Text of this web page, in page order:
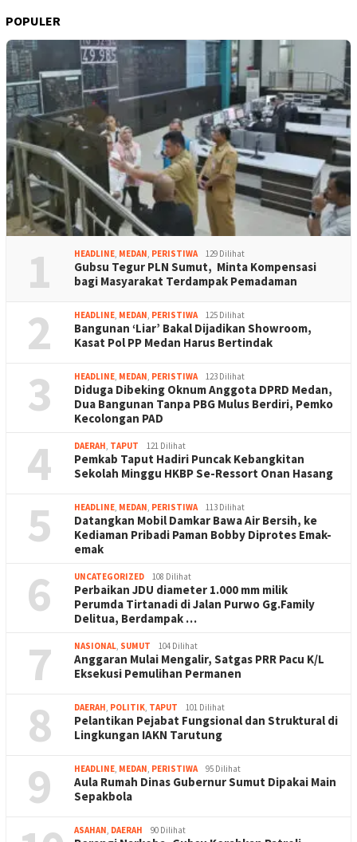
POPULER
1 HEADLINE, MEDAN, PERISTIWA 129 Dilihat
Gubsu Tegur PLN Sumut, Minta Kompensasi
bagi Masyarakat Terdampak Pemadaman
2 HEADLINE, MEDAN, PERISTIWA 125 Dilihat
Bangunan ‘Liar’ Bakal Dijadikan Showroom,
Kasat Pol PP Medan Harus Bertindak
3 HEADLINE, MEDAN, PERISTIWA 123 Dilihat
Diduga Dibeking Oknum Anggota DPRD Medan,
Dua Bangunan Tanpa PBG Mulus Berdiri, Pemko
Kecolongan PAD
4 DAERAH, TAPUT 121 Dilihat
Pemkab Taput Hadiri Puncak Kebangkitan
Sekolah Minggu HKBP Se-Ressort Onan Hasang
5 HEADLINE, MEDAN, PERISTIWA 113 Dilihat
Datangkan Mobil Damkar Bawa Air Bersih, ke
Kediaman Pribadi Paman Bobby Diprotes Emak-
emak
6 UNCATEGORIZED 108 Dilihat
Perbaikan JDU diameter 1.000 mm milik
Perumda Tirtanadi di Jalan Purwo Gg.Family
Delitua, Berdampak …
7 NASIONAL, SUMUT 104 Dilihat
Anggaran Mulai Mengalir, Satgas PRR Pacu K/L
Eksekusi Pemulihan Permanen
8 DAERAH, POLITIK, TAPUT 101 Dilihat
Pelantikan Pejabat Fungsional dan Struktural di
Lingkungan IAKN Tarutung
9 HEADLINE, MEDAN, PERISTIWA 95 Dilihat
Aula Rumah Dinas Gubernur Sumut Dipakai Main
Sepakbola
ASAHAN, DAERAH 90 Dilihat